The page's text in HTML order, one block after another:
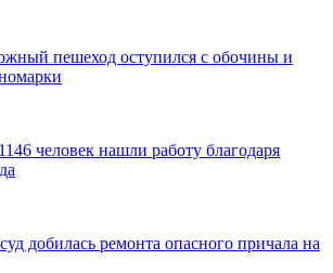
пешеход оступился с обочины и
человек нашли работу благодаря
добилась ремонта опасного причала на